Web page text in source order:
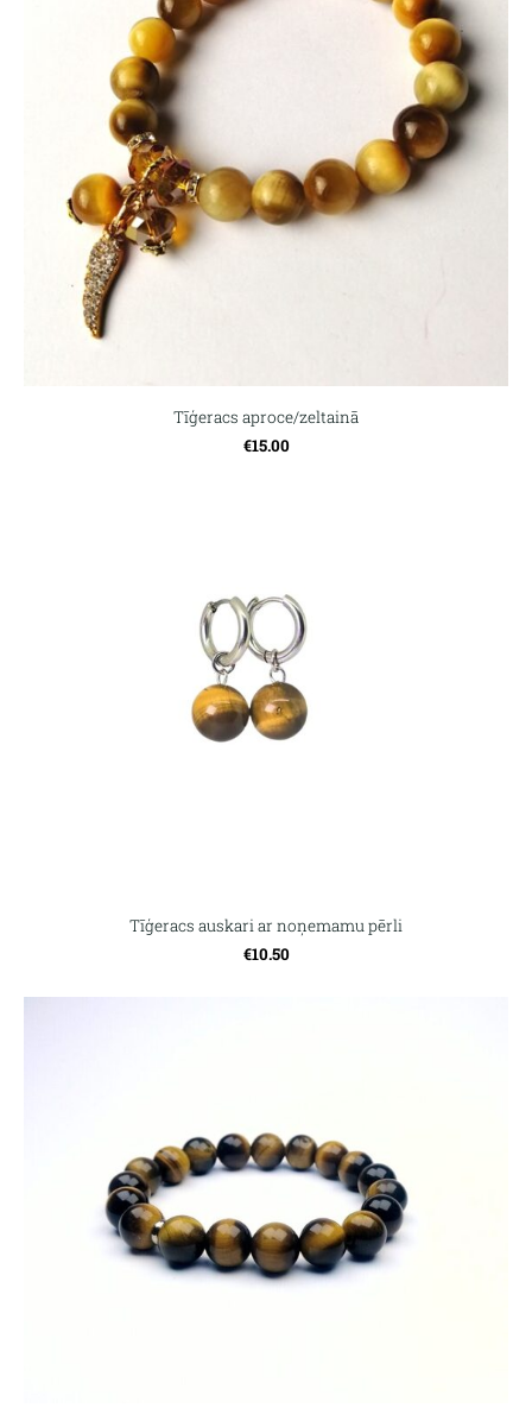
Tīģeracs aproce/zeltainā
€15.00
Tīģeracs auskari ar noņemamu pērli
€10.50